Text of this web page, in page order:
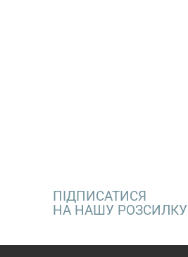
ПІДПИСАТИСЯ
НА НАШУ РОЗСИЛКУ